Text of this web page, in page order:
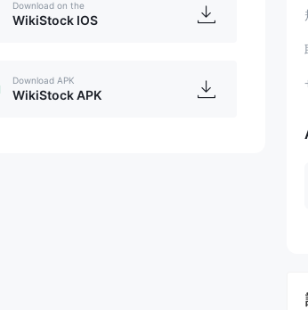
Download on the
WikiStock IOS
Download APK
WikiStock APK